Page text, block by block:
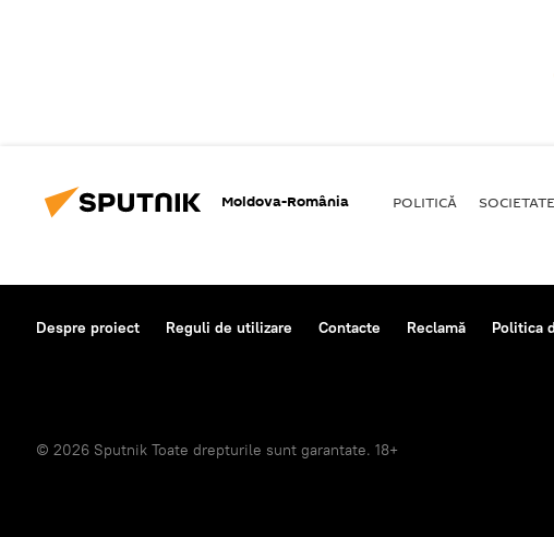
Moldova-România POLITICĂ SOCIETATE
Despre proiect Reguli de utilizare Contacte Reclamă Politica
© 2026 Sputnik Toate drepturile sunt garantate. 18+